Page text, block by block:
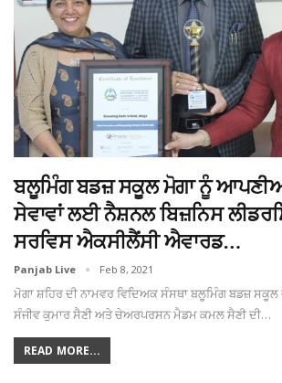
ਬਲੂਮਿੰਗ ਬਡਜ਼ ਸਕੂਲ ਮੋਗਾ ਨੂੰ
ਸੇਵਾਵਾਂ ਲਈ ਨੈਸ਼ਨਲ ਬਿਜ਼ਨਿਸ
ਸਰਵਿਸ ਐਕਸੀਲੈਂਸੀ ਐਵਾਰਡ…
Panjab Live Feb 8, 2021
ਮੋਗਾ ਸ਼ਹਿਰ ਦੀ ਨਾਮਵਰ ਵਿਦਿਅਕ ਸੰਸਥਾ ਬਲੂਮਿੰਗ ਬਡਜ਼
ਸੰਜੀਵ ਕੁਮਾਰ ਸੈਣੀ ਅਤੇ ਚੇਅਰਪਰਸਨ ਮੈਡਮ ਕਮਲ ਸੈਣੀ ਦੀ…
READ MORE...